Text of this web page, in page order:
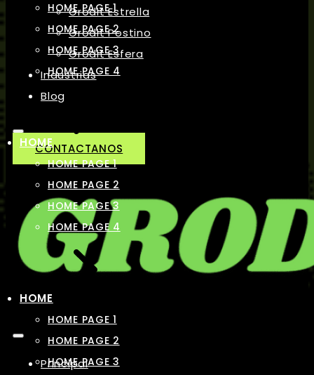
Grodit Estrella
Grodit Postino
Grodit Esfera
Industrias
Blog
CONTACTANOS
Principal
HOME PAGE 1
HOME PAGE 2
HOME PAGE 3
HOME PAGE 4
HOME
HOME PAGE 1
HOME PAGE 2
HOME PAGE 3
HOME PAGE 4
HOME
HOME PAGE 1
HOME PAGE 2
HOME PAGE 3